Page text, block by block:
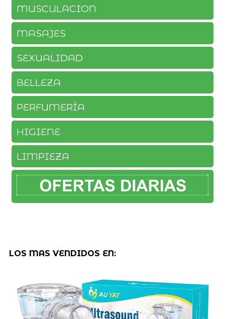
MUSCULACION
MASAJES
SEXUALIDAD
BELLEZA
PERFUMERÍA
HIGIENE
LIMPIEZA
LOS MAS VENDIDOS EN: